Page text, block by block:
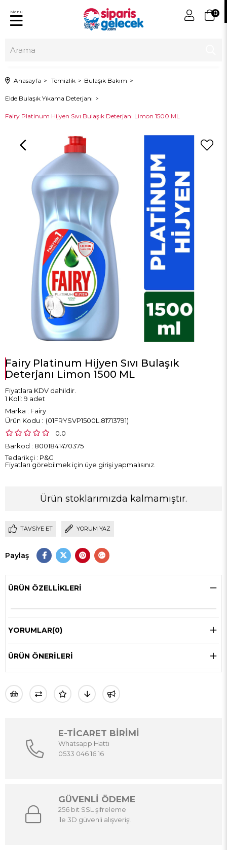
0
Menu
Anasayfa Temizlik Bulaşık Bakım
Elde Bulaşık Yıkama Deterjanı
Fairy Platinum Hijyen Sıvı Bulaşık Deterjanı Limon 1500 ML
Fairy Platinum Hijyen Sıvı Bulaşık
Deterjanı Limon 1500 ML
Fiyatlara KDV dahildir.
1 Koli: 9 adet
Marka : Fairy
(01FRYSVP1500L.81713791)
0.0
Barkod : 8001841470375
Tedarikçi : P&G
Fiyatları görebilmek için üye girişi yapmalısınız.
Ürün stoklarımızda kalmamıştır.
TAVSIYE ET YORUM YAZ
Paylaş
ÜRÜN ÖZELLIKLERI
YORUMLAR(0)
ÜRÜN ÖNERILERI
E-TİCARET BİRİMİ
Whatsapp Hattı
0533 046 16 16
GÜVENLİ ÖDEME
256 bit SSL şifreleme
ile 3D güvenli alışveriş!